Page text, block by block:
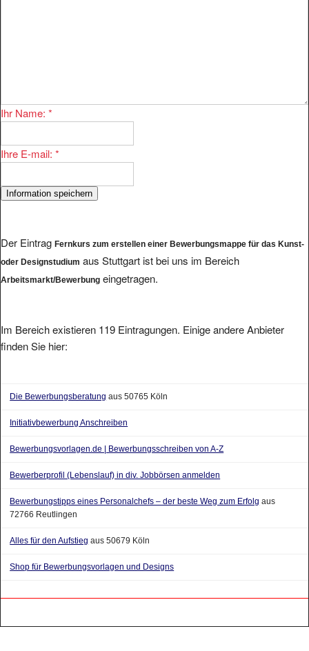
Ihr Name: *
Ihre E-mail: *
Der Eintrag Fernkurs zum erstellen einer Bewerbungsmappe für das Kunst-
oder Designstudium aus Stuttgart ist bei uns im Bereich
Arbeitsmarkt/Bewerbung eingetragen.
Im Bereich existieren 119 Eintragungen. Einige andere Anbieter
finden Sie hier:
Die Bewerbungsberatung aus 50765 Köln
Initiativbewerbung Anschreiben
Bewerbungsvorlagen.de | Bewerbungsschreiben von A-Z
Bewerberprofil (Lebenslauf) in div. Jobbörsen anmelden
Bewerbungstipps eines Personalchefs – der beste Weg zum Erfolg aus
72766 Reutlingen
Alles für den Aufstieg aus 50679 Köln
Shop für Bewerbungsvorlagen und Designs